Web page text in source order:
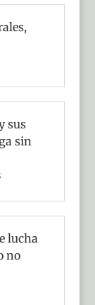
sus
sin
lucha
no